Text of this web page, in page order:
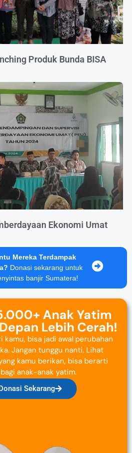
Produk Bunda BISA
Ekonomi Umat
Mereka Terdampak
Donasi sekarang untuk
banjir Sumatera!
Anak Yatim
Lebih Cerah!
kamu, bisa jadi awal perubahan
Jangan tunggu nanti. Lihat
kamu berikan, bisa berarti
anak-anak yatim.
Sekarang